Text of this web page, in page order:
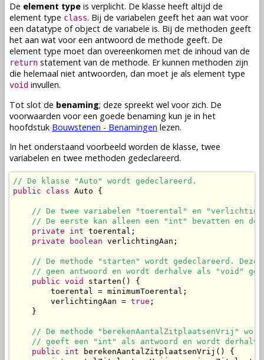
De element type is verplicht. De klasse heeft altijd de
element type class. Bij de variabelen geeft het aan wat voor
een datatype ofobject de variabele is. Bij de methoden geeft
het aan wat voor een antwoord de methode geeft. De
element type moet dan overeenkomen met de inhoud van de
return statement van de methode. Er kunnen methoden zijn
die helemaal niet antwoorden, dan moet je als element type
void invullen.
Tot slot de benaming; deze spreekt wel voor zich. De
voorwaarden voor een goede benaming kun je in het
hoofdstuk Bouwstenen - Benamingen lezen.
In het onderstaand voorbeeld worden de klasse, twee
variabelen en twee methoden gedeclareerd.
// De klasse "Auto" wordt gedeclareerd.
public
class Auto {
// De twee variabelen "toerental" en
// De eerste kan alleen een "int" bevatten en de
private
int toerental;
private
boolean verlichtingAan;
// De methode "starten" wordt gedeclareerd. Deze
// geen antwoord en wordt derhalve als "void"
public void
starten() {
        toerental = minimumToerental;
        verlichtingAan =
true ;
    }
// De methode "berekenAantalZitplaatsenVrij"
// geeft een "int" als antwoord en wordt
public
int berekenAantalZitplaatsenVrij() {